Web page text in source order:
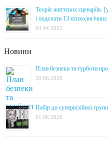
Теорія життєвих
і подолати 13
04.04.2025
Новини
План безпеки та турботи
20.06.2026
Набір до супервізійної
01.06.2026